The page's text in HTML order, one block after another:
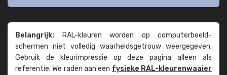
Belangrijk: RAL-kleuren worden op computer­beeld­
schermen niet volledig waarheids­­getrouw weer­gegeven.
Gebruik de kleur­impressie op deze pagina alleen als
referentie. We raden aan een fysieke RAL-kleuren­waaier